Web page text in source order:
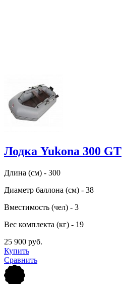
Лодка Yukona 300 GT
Длина (см) - 300
Диаметр баллона (см) - 38
Вместимость (чел) - 3
Вес комплекта (кг) - 19
25 900 руб.
Купить
Сравнить